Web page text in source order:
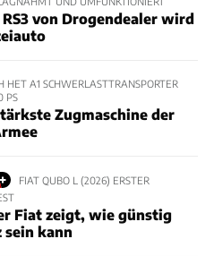
von Drogendealer wird
HET A1 SCHWERLASTTRANSPORTER
PS
Zugmaschine der
FIAT QUBO L (2026) ERSTER
Fiat zeigt, wie günstig
sein kann